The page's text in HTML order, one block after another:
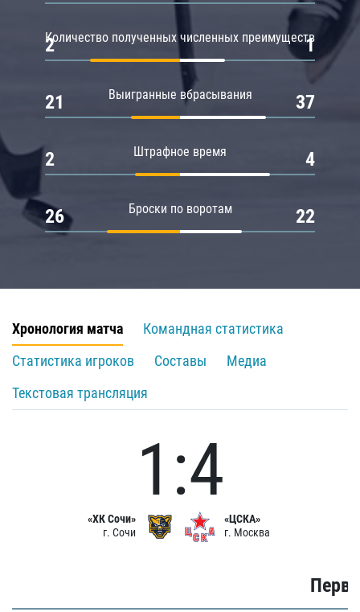
Количество полученных численных преимуществ
2 1
Выигранные вбрасывания
21 37
Штрафное время
2 4
Броски по воротам
26 22
Хронология матча
Командная статистика
Статистика игроков
Составы
Медиа
Текстовая трансляция
«ХК Сочи»
г. Сочи
1:4
«ЦСКА»
г. Москва